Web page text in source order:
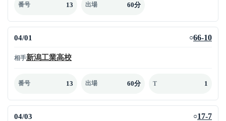
番号 13 出場 60分
04/01 ○66-10
相手新潟工業高校
番号 13 出場 60分 T 1
04/03 ○17-7